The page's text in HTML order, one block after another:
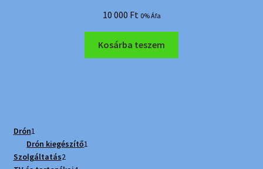
10 000 Ft 0% Áfa
Kosárba teszem
Drón1
termék
Drón kiegészítő1
Szolgáltatás22